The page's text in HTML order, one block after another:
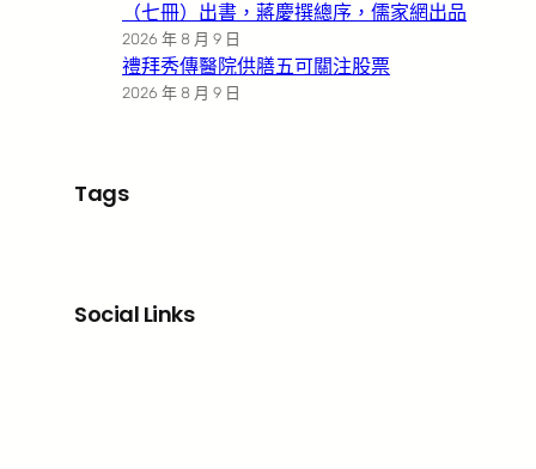
（七冊）出書，蔣慶撰總序，儒家網出品
2026 年 8 月 9 日
禮拜秀傳醫院供膳五可關注股票
2026 年 8 月 9 日
Tags
Social Links